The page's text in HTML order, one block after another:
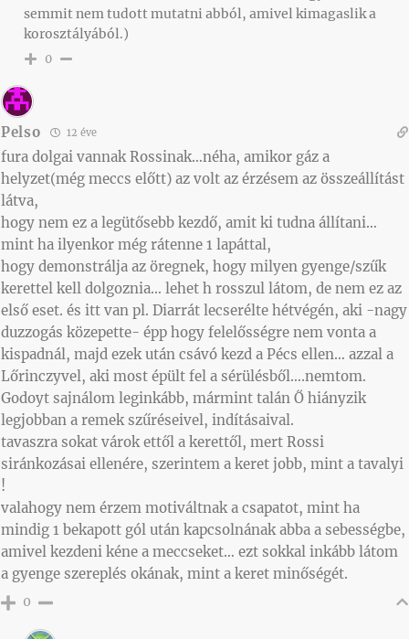
semmit nem tudott mutatni abból, amivel kimagaslik a
korosztályából.)
0
Pelso 12 éve
fura dolgai vannak Rossinak…néha, amikor gáz a
helyzet(még meccs előtt) az volt az érzésem az összeállítást
látva,
hogy nem ez a legütősebb kezdő, amit ki tudna állítani…
mint ha ilyenkor még rátenne 1 lapáttal,
hogy demonstrálja az öregnek, hogy milyen gyenge/szűk
kerettel kell dolgoznia… lehet h rosszul látom, de nem ez az
első eset. és itt van pl. Diarrát lecserélte hétvégén, aki -nagy
duzzogás közepette- épp hogy felelősségre nem vonta a
kispadnál, majd ezek után csávó kezd a Pécs ellen… azzal a
Lőrinczyvel, aki most épült fel a sérülésből….nemtom.
Godoyt sajnálom leginkább, mármint talán Ő hiányzik
legjobban a remek szűréseivel, indításaival.
tavaszra sokat várok ettől a kerettől, mert Rossi
siránkozásai ellenére, szerintem a keret jobb, mint a tavalyi
!
valahogy nem érzem motiváltnak a csapatot, mint ha
mindig 1 bekapott gól után kapcsolnának abba a sebességbe,
amivel kezdeni kéne a meccseket… ezt sokkal inkább látom
a gyenge szereplés okának, mint a keret minőségét.
0